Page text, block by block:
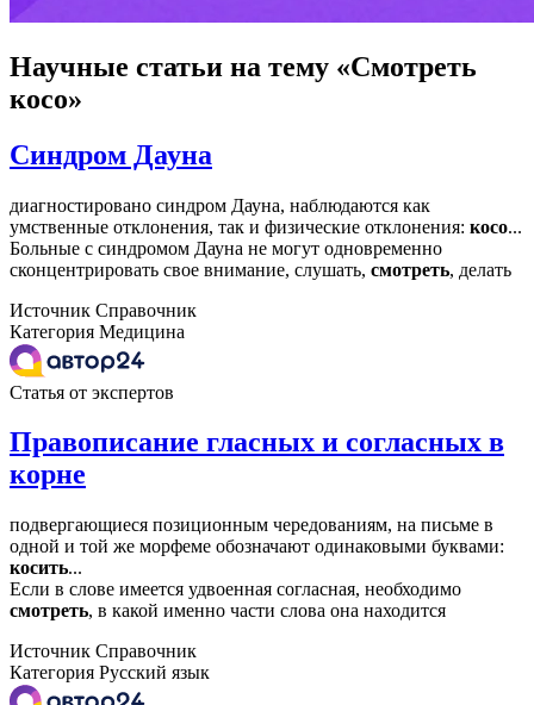
Научные статьи на тему «Смотреть
косо»
Синдром Дауна
диагностировано синдром Дауна, наблюдаются как
умственные отклонения, так и физические отклонения: косо...
Больные с синдромом Дауна не могут одновременно
сконцентрировать свое внимание, слушать, смотреть, делать
Источник Справочник
Категория Медицина
Статья от экспертов
Правописание гласных и согласных в
корне
подвергающиеся позиционным чередованиям, на письме в
одной и той же морфеме обозначают одинаковыми буквами:
косить...
Если в слове имеется удвоенная согласная, необходимо
смотреть, в какой именно части слова она находится
Источник Справочник
Категория Русский язык